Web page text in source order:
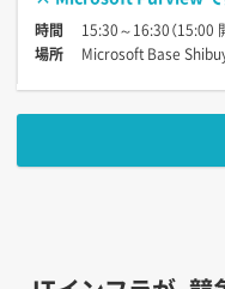
時間
15:30～16:30（15:00
場所
Microsoft Base